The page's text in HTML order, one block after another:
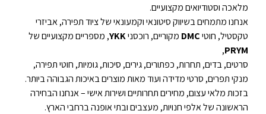
מלאכה וסטודיואים מקצועיים.
אנחנו מתמחים בשיווק סיטונאי וקמעונאי של ציוד תפירה, אביזרי
טקסטיל, חוטיDMC מקוריים, רוכסניYKK, מספריים מקצועיים של
PRYM
,
סרטים, בדים, תחרות, כפתורים, גירים, סיכות, גומיות, חוטי תפירה,
מנקי תפרים, סרטי מדידה ועוד מאות מוצרים באיכות הגבוהה ביותר.
בזכות מלאי עצום, מחירים תחרותיים ושירות אישי – אנחנו הבחירה
הראשונה של אלפי חנויות, מעצבים ובתי אופנה ברחבי הארץ.